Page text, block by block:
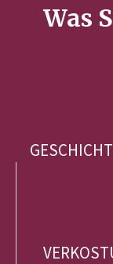
Was